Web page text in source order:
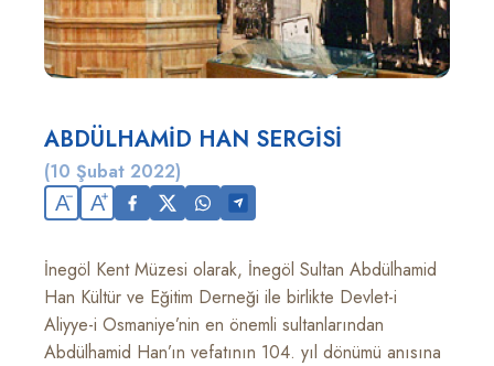
ABDÜLHAMİD HAN SERGİSİ
(10 Şubat 2022)
A A
İnegöl Kent Müzesi olarak, İnegöl Sultan Abdülhamid
Han Kültür ve Eğitim Derneği ile birlikte Devlet-i
Aliyye-i Osmaniye’nin en önemli sultanlarından
Abdülhamid Han’ın vefatının 104. yıl dönümü anısına